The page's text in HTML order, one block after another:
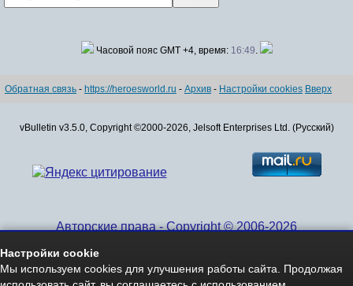
Часовой пояс GMT +4, время: 16:49.
Обратная связь - https://heroesworld.ru - Архив - Настройки cookies Вверх
vBulletin v3.5.0, Copyright ©2000-2026, Jelsoft Enterprises Ltd. (Русский)
Авторские права - Copyright © 2006-2026
Настройки cookie
Мы используем cookies для улучшения работы сайта. Продолжая